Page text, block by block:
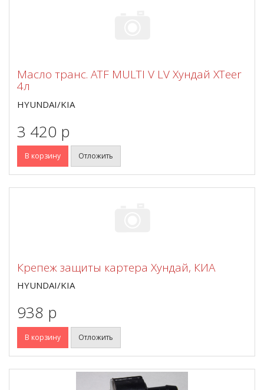
Масло транс. ATF MULTI V LV Хундай XTeer
4л
HYUNDAI/KIA
3 420 p
В корзину Отложить
Крепеж защиты картера Хундай, КИА
HYUNDAI/KIA
938 p
В корзину Отложить